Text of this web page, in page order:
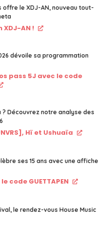
offre le XDJ-AN, nouveau tout-
XDJ-AN !
dévoile sa programmation
pass 5J avec le code
? Découvrez notre analyse des
Hï et Ushuaïa
ses 15 ans avec une affiche
code GUETTAPEN
le rendez-vous House Music